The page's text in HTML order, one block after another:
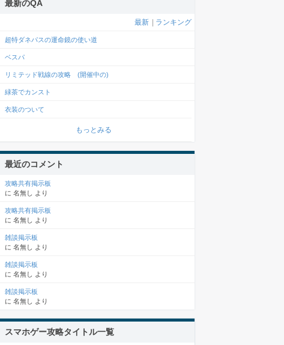
最新のQA
最新 ランキング
超特ダネパスの運命鏡の使い道
ベスパ
リミテッド戦線の攻略 (開催中の)
緑茶でカンスト
衣装のついて
もっとみる
最近のコメント
攻略共有掲示板
に 名無し より
攻略共有掲示板
に 名無し より
雑談掲示板
に 名無し より
雑談掲示板
に 名無し より
雑談掲示板
に 名無し より
スマホゲー攻略タイトル一覧